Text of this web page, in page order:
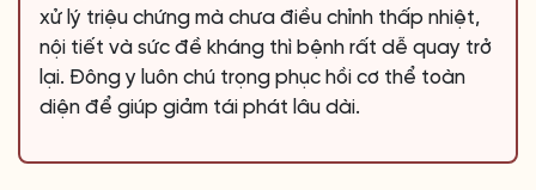
xử lý triệu chứng mà chưa điều chỉnh thấp nhiệt,
nội tiết và sức đề kháng thì bệnh rất dễ quay trở
lại. Đông y luôn chú trọng phục hồi cơ thể toàn
diện để giúp giảm tái phát lâu dài.